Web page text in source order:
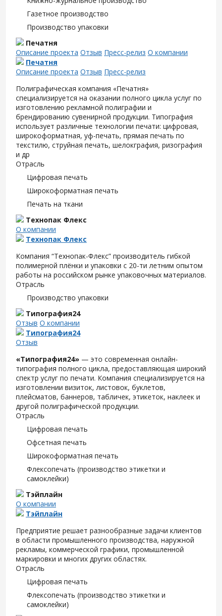
Газетное производство
Производство упаковки
Печатня
Описание проекта Отзыв Пресс-релиз О компании
Печатня
Описание проекта Отзыв Пресс-релиз
Полиграфическая компания «Печатня»
специализируется на оказании полного цикла услуг по
изготовлению рекламной полиграфии и
брендированию сувенирной продукции. Типография
использует различные технологии печати: цифровая,
широкоформатная, уф-печать, прямая печать по
текстилю, струйная печать, шелокграфия, ризография
и др
Отрасль
Цифровая печать
Широкоформатная печать
Печать на ткани
Технопак Флекс
О компании
Технопак Флекс
Компания “Технопак-Флекс” производитель гибкой
полимерной плёнки и упаковки с 20-ти летним опытом
работы на российском рынке упаковочных материалов.
Отрасль
Производство упаковки
Типография24
Отзыв О компании
Типография24
Отзыв
«Типография24» — это современная онлайн-
типография полного цикла, предоставляющая широкий
спектр услуг по печати. Компания специализируется на
изготовлении визиток, листовок, буклетов,
плейсматов, баннеров, табличек, этикеток, наклеек и
другой полиграфической продукции.
Отрасль
Цифровая печать
Офсетная печать
Широкоформатная печать
Флексопечать (производство этикетки и
самоклейки)
Тэйплайн
О компании
Тэйплайн
Предприятие решает разнообразные задачи клиентов
в области промышленного производства, наружной
рекламы, коммерческой графики, промышленной
маркировки и многих других областях.
Отрасль
Цифровая печать
Флексопечать (производство этикетки и
самоклейки)